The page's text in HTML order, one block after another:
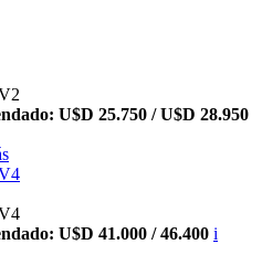
U$D 25.750 / U$D 28.950
U$D 41.000 / 46.400 i